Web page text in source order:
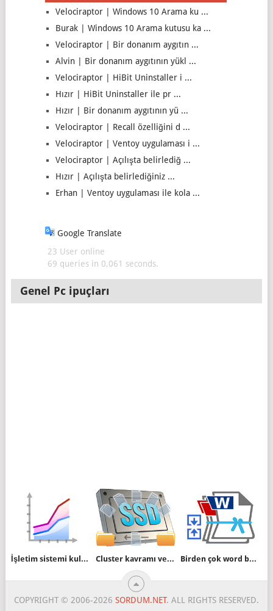
Velociraptor | Windows 10 Arama ku ...
Burak | Windows 10 Arama kutusu ka ...
Velociraptor | Bir donanım aygıtın ...
Alvin | Bir donanım aygıtının yükl ...
Velociraptor | HiBit Uninstaller i ...
Hızır | HiBit Uninstaller ile pr ...
Hızır | Bir donanım aygıtının yü ...
Velociraptor | Recall özelliğini d ...
Velociraptor | Ventoy uygulaması i ...
Velociraptor | Açılışta belirlediğ ...
Hızır | Açılışta belirlediğiniz ...
Erhan | Ventoy uygulaması ile kola ...
Google Translate
23 User online
69 queries in 0,061 seconds.
Genel Pc ipuçları
İşletim sistemi kullanım oranlarında son durum Cluster kavramı ve kopyalama hızına olan etkisi Birden çok word belgesi nasıl birleştirilir
COPYRIGHT © 2006-2026 SORDUM.NET. ALL RIGHTS RESERVED.